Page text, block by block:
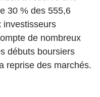
30 % des 555,6
investisseurs
de nombreux
débuts boursiers
reprise des marchés.